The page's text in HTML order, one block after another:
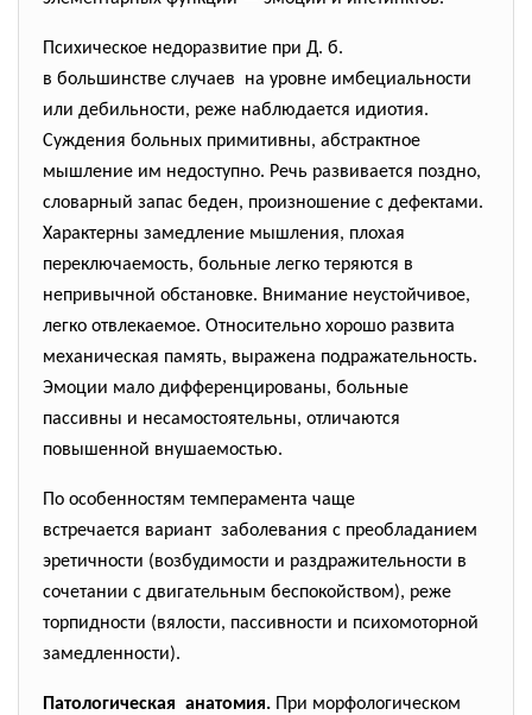
Психическое недоразвитие при Д. б.
в большинстве случаев на уровне имбециальности
или дебильности, реже наблюдается идиотия.
Суждения больных примитивны, абстрактное
мышление им недоступно. Речь развивается поздно,
словарный запас беден, произношение с дефектами.
Характерны замедление мышления, плохая
переключаемость, больные легко теряются в
непривычной обстановке. Внимание неустойчивое,
легко отвлекаемое. Относительно хорошо развита
механическая память, выражена подражательность.
Эмоции мало дифференцированы, больные
пассивны и несамостоятельны, отличаются
повышенной внушаемостью.
По особенностям темперамента чаще
встречается вариант заболевания с преобладанием
эретичности (возбудимости и раздражительности в
сочетании с двигательным беспокойством), реже
торпидности (вялости, пассивности и психомоторной
замедленности).
Патологическая анатомия. При морфологическом